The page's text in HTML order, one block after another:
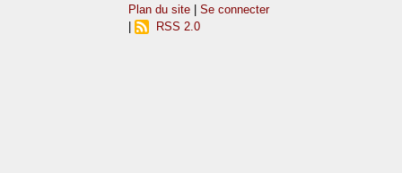
Plan du site |Se connecter
RSS 2.0